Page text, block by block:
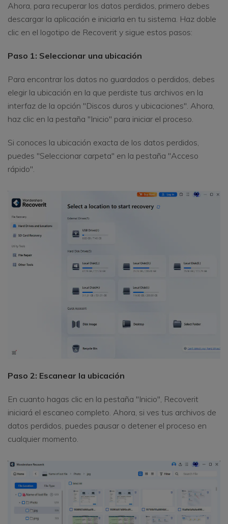
Ahora, para recuperar los datos perdidos, primero debes
descargar la aplicación e iniciarla en tu sistema. Haz doble
clic en el logotipo de Recoverit y sigue estos pasos:
Paso 1: Seleccionar una ubicación
Para encontrar los datos no guardados o perdidos, debes
elegir la ubicación en la que perdiste tus archivos en la
interfaz de la opción "Discos duros y ubicaciones". Ahora,
haz clic en la pestaña "Inicio" para iniciar el proceso.
Si conoces la ubicación exacta de los datos perdidos,
puedes "Seleccionar carpeta" en la pestaña "Acceso
rápido".
Paso 2: Escanear la ubicación
En cuanto hagas clic en la pestaña "Inicio", Recoverit
iniciará el escaneo completo. Ahora, si ves tus archivos de
datos perdidos, puedes pausar o detener el proceso en
cualquier momento.